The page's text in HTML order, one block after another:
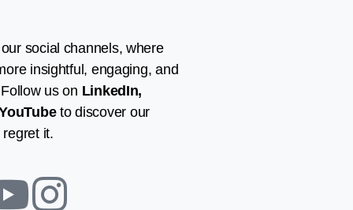
social channels, where
insightful, engaging, and
us on LinkedIn,
to discover our
regret it.